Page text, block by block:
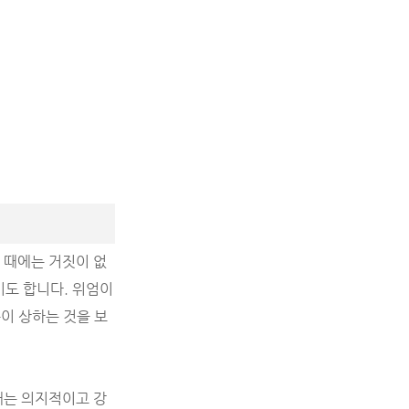
에는 거짓이 없
합니다. 위엄이
상하는 것을 보
의지적이고 강